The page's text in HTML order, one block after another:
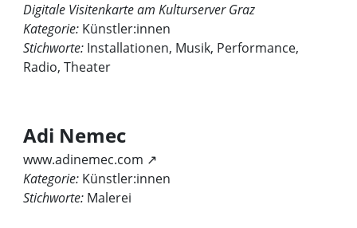
Digitale Visitenkarte am Kulturserver Graz
Kategorie: Künstler:innen
Stichworte: Installationen, Musik, Performance,
Radio, Theater
Adi Nemec
www.adinemec.com ↗
Kategorie: Künstler:innen
Stichworte: Malerei